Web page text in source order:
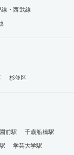
・西武線
杉並区
前駅
千歳船橋駅
学芸大学駅